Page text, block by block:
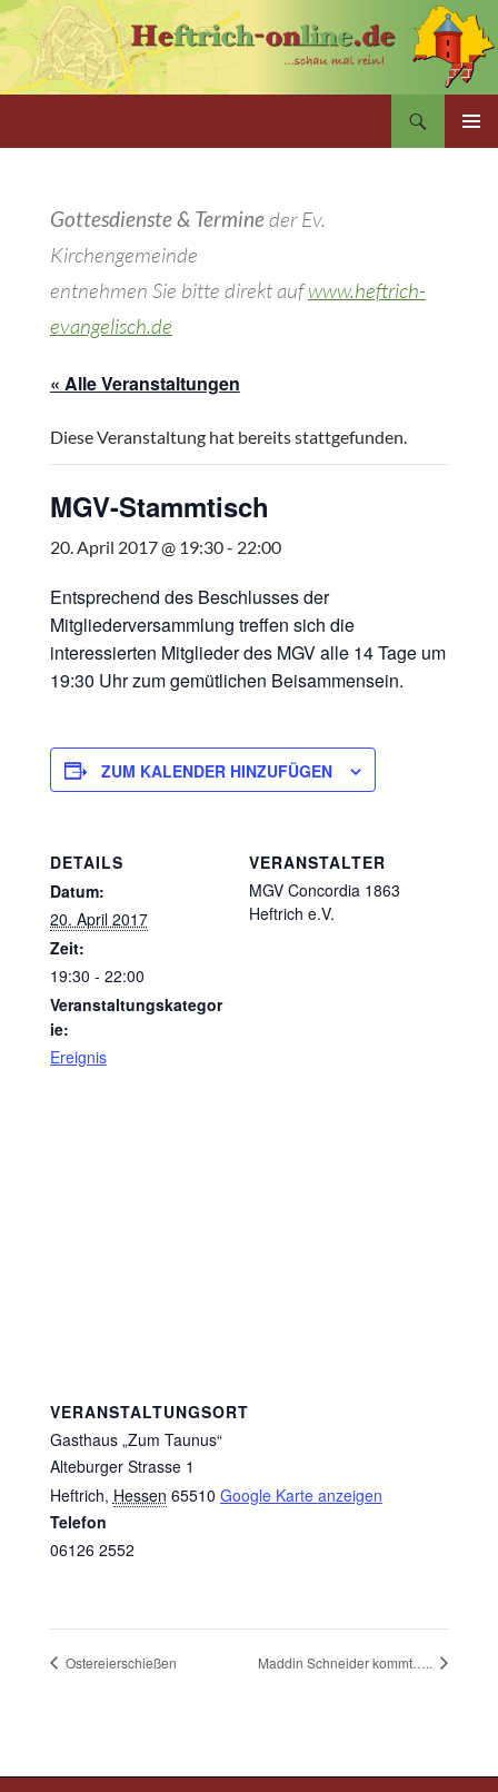
Zum
Inhalt
springen
Gottesdienste & Termineder Ev.
Kirchengemeinde
entnehmen Sie bitte direkt aufwww.heftrich-
evangelisch.de
« Alle Veranstaltungen
Diese Veranstaltung hat bereits stattgefunden.
MGV-Stammtisch
20. April 2017 @ 19:30- 22:00
Entsprechend des Beschlusses der
Mitgliederversammlung treffen sich die
interessierten Mitglieder des MGV alle 14 Tage um
19:30 Uhr zum gemütlichen Beisammensein.
ZUM KALENDER HINZUFÜGEN
DETAILS
Datum:
20. April 2017
Zeit:
19:30 - 22:00
Veranstaltungskategor
ie:
Ereignis
VERANSTALTER
MGV Concordia 1863
Heftrich e.V.
VERANSTALTUNGSORT
Gasthaus „Zum Taunus“
Alteburger Strasse 1
Heftrich, Hessen 65510 Google Karte anzeigen
Telefon
06126 2552
Ostereierschießen Maddin Schneider kommt…..